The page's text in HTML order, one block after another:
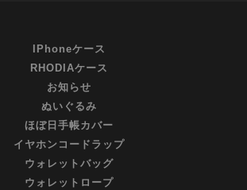
IPhoneケース
RHODIAケース
お知らせ
ぬいぐるみ
ほぼ日手帳カバー
イヤホンコードラップ
ウォレットバッグ
ウォレットロープ